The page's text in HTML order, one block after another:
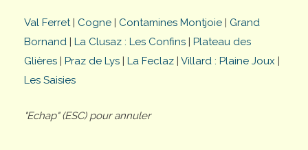
Val Ferret| Cogne | Contamines Montjoie | Grand
Bornand | La Clusaz : Les Confins | Plateau des
Glières | Praz de Lys | La Feclaz | Villard : Plaine Joux |
Les Saisies
"Echap" (ESC) pour annuler